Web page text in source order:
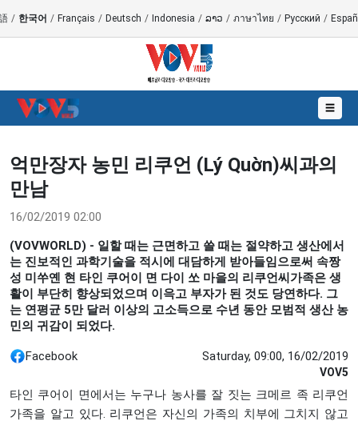
/ 한국어 / Français / Deutsch / Indonesia / ລາວ / ภาษาไทย / Русский /
☰
억만장자 농민 리쿠언 (Lý Quờn)씨과의
만남
16/02/2019 02:00
(VOVWORLD) - 일할 때는 근면하고 쓸 때는 절약하고 생산에서
는 진보적인 과학기술을 적시에 대담하게 받아들임으로써 속짱
성 미쑤옌 현 타인 쿠어이 면 다이 쏘 마을의 리쿠언씨가족은 생
활이 부단히 향상되었으며 이윽고 부자가 된 것도 당연하다. 그
는 연평균 5만 달러 이상의 고소득으로 수년 동안 모범적 생산 농
민의 귀감이 되었다.
Facebook Saturday, 09:00, 16/02/2019
VOV5
타인 쿠어이 면에서는 누구나 농사를 잘 짓는 크메르 족 리쿠언
가족을 알고 있다. 리쿠언은 자신의 가족의 치부에 그치지 않고